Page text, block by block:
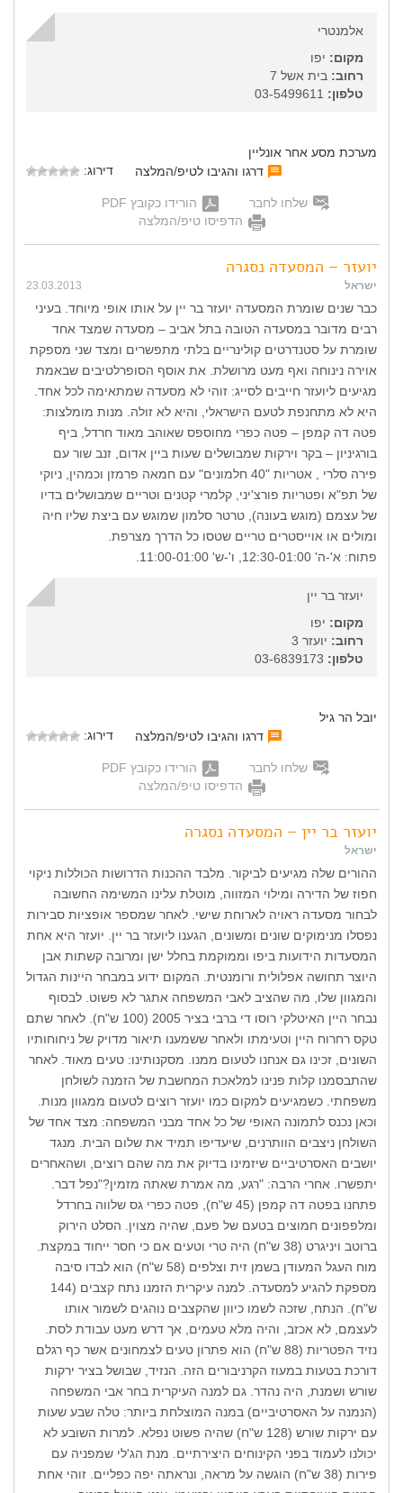
אלמנטרי
מקום: יפו
רחוב: בית אשל 7
טלפון:
מערכת מסע אחר אונליין
דרגו והגיבו לטיפ/המלצה
דירוג:
שלחו לחבר
הורידו כקובץ PDF
הדפיסו טיפ/המלצה
יועזר – המסעדה נסגרה
ישראל 23.03.2013
כבר שנים שומרת המסעדה יועזר בר יין על אותו אופי מיוחד. בעיני
רבים מדובר במסעדה הטובה בתל אביב – מסעדה שמצד אחד
שומרת על סטנדרטים קולינריים בלתי מתפשרים ומצד שני מספקת
אוירה נינוחה ואף מעט מרושלת. את אוסף הסופרלטיבים שבאמת
מגיעים ליועזר חייבים לסייג: זוהי לא מסעדה שמתאימה לכל אחד.
היא לא מתחנפת לטעם הישראלי, והיא לא זולה. מנות מומלצות:
פטה דה קמפן – פטה כפרי מחוספס שאוהב מאוד חרדל, ביף
בורגיניון – בקר וירקות שמבושלים שעות ביין אדום, זנב שור עם
פירה סלרי , אטריות "40 חלמונים" עם חמאה פרמזן וכמהין, ניוקי
של תפ"א ופטריות פורצ'יני, קלמרי קטנים וטריים שמבושלים בדיו
של עצמם (מוגש בעונה), טרטר סלמון שמוגש עם ביצת שליו חיה
ומולים או אוייסטרים טריים שטסו כל הדרך מצרפת.
פתוח: א'-ה' 12:30-01:00, ו'-ש' 11:00-01:00.
יועזר בר יין
מקום: יפו
רחוב: יועזר 3
טלפון:
יובל הר גיל
דרגו והגיבו לטיפ/המלצה
דירוג:
שלחו לחבר
הורידו כקובץ PDF
הדפיסו טיפ/המלצה
יועזר בר יין – המסעדה נסגרה
ישראל
ההורים שלה מגיעים לביקור. מלבד ההכנות הדרושות הכוללות ניקוי
חפוז של הדירה ומילוי המזווה, מוטלת עלינו המשימה החשובה
לבחור מסעדה ראויה לארוחת שישי. לאחר שמספר אופציות סבירות
נפסלו מנימוקים שונים ומשונים, הגענו ליועזר בר יין. יועזר היא אחת
המסעדות הידועות ביפו וממוקמת בחלל ישן ומרובה קשתות אבן
היוצר תחושה אפלולית ורומנטית. המקום ידוע במבחר היינות הגדול
והמגוון שלו, מה שהציב לאבי המשפחה אתגר לא פשוט. לבסוף
נבחר היין האיטלקי רוסו די ברבי בציר 2005 (100 ש"ח). לאחר שתם
טקס רחרוח היין וטעימתו ולאחר ששמענו תיאור מדויק של ניחוחותיו
השונים, זכינו גם אנחנו לטעום ממנו. מסקנותינו: טעים מאוד. לאחר
שהתבסמנו קלות פנינו למלאכת המחשבת של הזמנה לשולחן
משפחתי. כשמגיעים למקום כמו יועזר רוצים לטעום ממגוון מנות.
וכאן נכנס לתמונה האופי של כל אחד מבני המשפחה: מצד אחד של
השולחן ניצבים הוותרנים, שיעדיפו תמיד את שלום הבית. מנגד
יושבים האסרטיביים שיזמינו בדיוק את מה שהם רוצים, ושהאחרים
יתפשרו. אחרי הרבה: "רגע, מה אמרת שאתה מזמין?"נפל דבר.
פתחנו בפטה דה קמפן (45 ש"ח), פטה כפרי גס שלווה בחרדל
ומלפפונים חמוצים בטעם של פעם, שהיה מצוין. הסלט הירוק
ברוטב ויניגרט (38 ש"ח) היה טרי וטעים אם כי חסר ייחוד במקצת.
מוח העגל המעודן בשמן זית וצלפים (58 ש"ח) הוא לבדו סיבה
מספקת להגיע למסעדה. למנה עיקרית הזמנו נתח קצבים (144
ש"ח). הנתח, שזכה לשמו כיוון שהקצבים נוהגים לשמור אותו
לעצמם, לא אכזב, והיה מלא טעמים, אך דרש מעט עבודת לסת.
נזיד הפטריות (88 ש"ח) הוא פתרון טעים לצמחונים אשר כף רגלם
דורכת בטעות במעוז הקרניבורים הזה. הנזיד, שבושל בציר ירקות
שורש ושמנת, היה נהדר. גם למנה העיקרית בחר אבי המשפחה
(הנמנה על האסרטיביים) במנה המוצלחת ביותר: טלה שבע שעות
עם ירקות שורש (128 ש"ח) שהיה פשוט נפלא. למרות השובע לא
יכולנו לעמוד בפני הקינוחים היצירתיים. מנת הג'לי שמפניה עם
פירות (38 ש"ח) הוגשה על מראה, ונראתה יפה כפליים. זוהי אחת